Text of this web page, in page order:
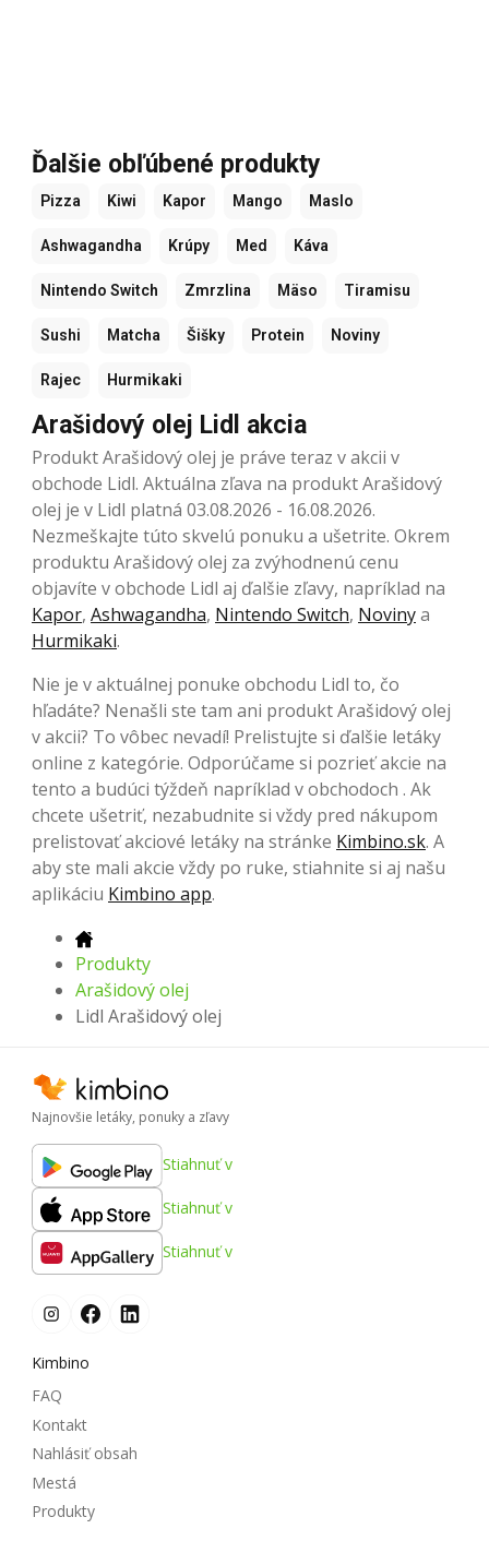
Ďalšie obľúbené produkty
Pizza Kiwi Kapor Mango Maslo
Ashwagandha Krúpy Med Káva
Nintendo Switch Zmrzlina Mäso Tiramisu
Sushi Matcha Šišky Protein Noviny
Rajec Hurmikaki
Arašidový olej Lidl akcia
Produkt Arašidový olej je práve teraz v akcii v
obchode Lidl. Aktuálna zľava na produkt Arašidový
olej je v Lidl platná 03.08.2026 - 16.08.2026.
Nezmeškajte túto skvelú ponuku a ušetrite. Okrem
produktu Arašidový olej za zvýhodnenú cenu
objavíte v obchode Lidl aj ďalšie zľavy, napríklad na
Kapor, Ashwagandha, Nintendo Switch, Novinya
Hurmikaki.
Nie je v aktuálnej ponuke obchodu Lidl to, čo
hľadáte? Nenašli ste tam ani produkt Arašidový olej
v akcii? To vôbec nevadí! Prelistujte si ďalšie letáky
online z kategórie. Odporúčame si pozrieť akcie na
tento a budúci týždeň napríklad v obchodoch . Ak
chcete ušetriť, nezabudnite si vždy pred nákupom
prelistovať akciové letáky na stránke Kimbino.sk. A
aby ste mali akcie vždy po ruke, stiahnite si aj našu
aplikáciu Kimbino app.
Produkty
Arašidový olej
Lidl Arašidový olej
Najnovšie letáky, ponuky a zľavy
Stiahnuť v
Stiahnuť v
Stiahnuť v
Kimbino
FAQ
Kontakt
Nahlásiť obsah
Mestá
Produkty